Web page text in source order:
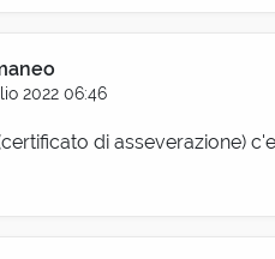
2022 06:46
di asseverazione)